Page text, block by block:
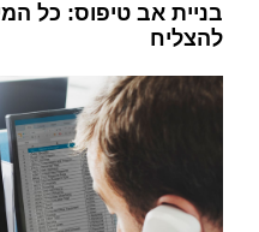
בניית אב טיפוס: כל
להצליח